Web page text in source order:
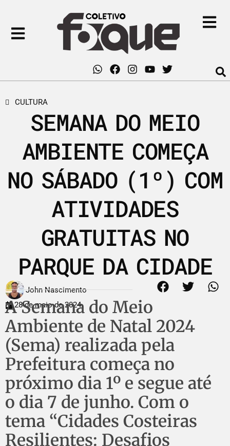
CULTURA
SEMANA DO MEIO
AMBIENTE COMEÇA
NO SÁBADO (1º) COM
ATIVIDADES
GRATUITAS NO
PARQUE DA CIDADE
John Nascimento
28 de maio de 2024
A Semana do Meio
Ambiente de Natal 2024
(Sema) realizada pela
Prefeitura começa no
próximo dia 1º e segue até
o dia 7 de junho. Com o
tema “Cidades Costeiras
Resilientes: Desafios